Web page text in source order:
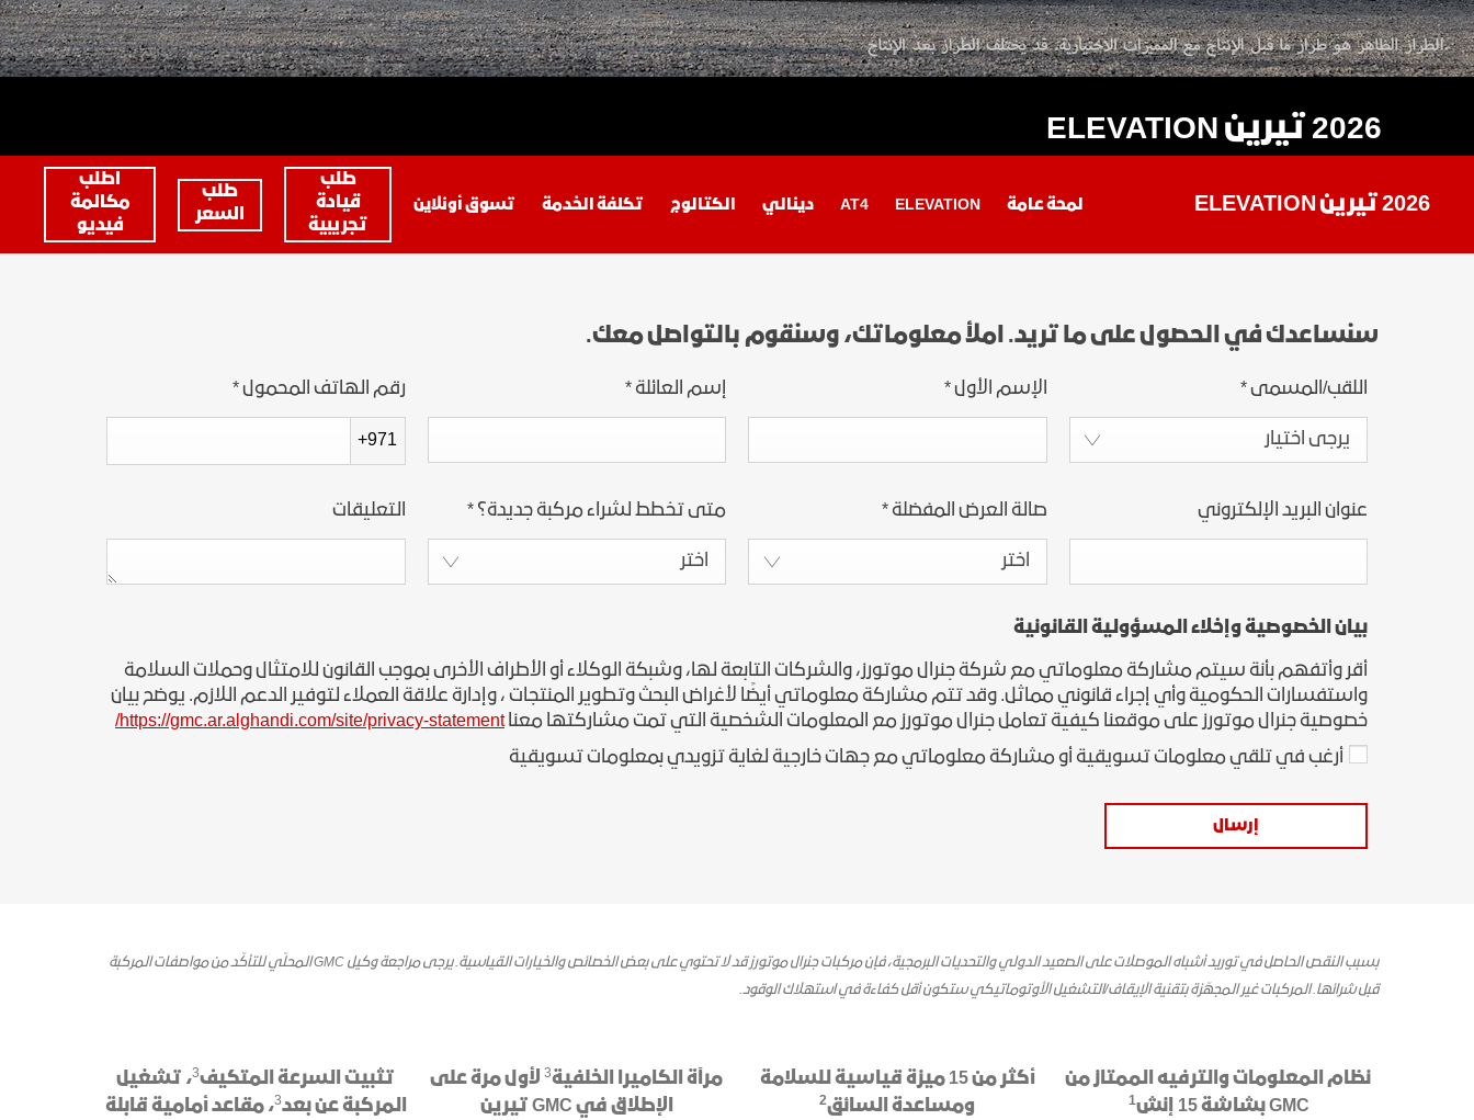
اكتشف أكاديا
اكتشف تيرين اكتشف يوكون
هامر SUV EV
مواقعنا
الاكسسوارات
الخدمات المتصلة
خدمات جوجل المدمجة
2026 تيرين ELEVATION
2026 تيرين ELEVATION لمحة عامة ELEVATION​
AT4 دينالي الكتالوج تكلفة الخدمة تسوق أونلاين
طلب
قيادة
تجريبية
طلب
السعر
اطلب
مكالمة
فيديو
سنساعدك في الحصول على ما تريد. املأ معلوماتك، وسنقوم بالتواصل معك.
اللقب/المسمى*
يرجى اختيار
الإسم الأول* إسم العائلة* رقم الهاتف المحمول*
+971
عنوان البريد الإلكتروني صالة العرض المفضلة*
اختر
متى تخطط لشراء مركبة جديدة؟*
اختر
التعليقات
بيان الخصوصية وإخلاء المسؤولية القانونية
أقر وأتفهم بأنة سيتم مشاركة معلوماتي مع شركة جنرال موتورز، والشركات التابعة لها، وشبكة الوكلاء أو الأطراف الأخرى بموجب القانون للامتثال وحملات السلامة
واستفسارات الحكومية وأي إجراء قانوني مماثل. وقد تتم مشاركة معلوماتي أيضًا لأغراض البحث وتطوير المنتجات ، وإدارة علاقة العملاء لتوفير الدعم اللازم. يوضح بيان
خصوصية جنرال موتورز على موقعنا كيفية تعامل جنرال موتورز مع المعلومات الشخصية التي تمت مشاركتها معناhttps://gmc.ar.alghandi.com/site/privacy-statement/
أرغب في تلقي معلومات تسويقية أو مشاركة معلوماتي مع جهات خارجية لغاية تزويدي بمعلومات تسويقية
إرسال
بسبب النقص الحاصل في توريد أشباه الموصلات على الصعيد الدولي والتحديات البرمجية، فإن مركبات جنرال موتورز قد لا تحتوي على بعض الخصائص والخيارات القياسية. يرجى مراجعة وكيل GMC المحلّي للتأكّد من مواصفات المركبة
قبل شرائها. المركبات غير المجهّزة بتقنية الإيقاف/التشغيل الأوتوماتيكي ستكون أقل كفاءة في استهلاك الوقود.
نظام المعلومات والترفيه الممتاز من
GMC بشاشة 15 إنش
1
أكثر من 15 ميزة قياسية للسلامة
ومساعدة السائق2
مرآة الكاميرا الخلفية3لأول مرة على
الإطلاق في GMC تيرين
تثبيت السرعة المتكيف3، تشغيل
المركبة عن بعد3، مقاعد أمامية قابلة